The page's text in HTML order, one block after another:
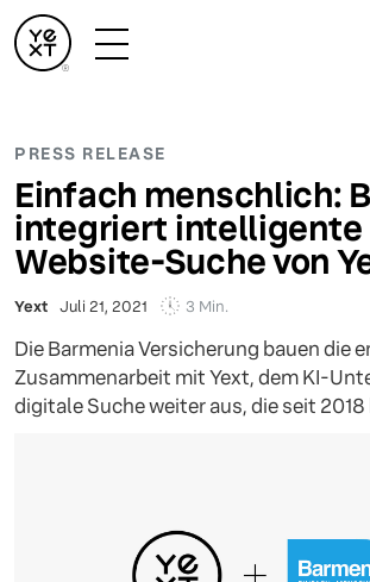
PRESS RELEASE
Einfach menschlich:
integriert intelligente
Website-Suche von
Yext Juli 21, 2021 3 Min.
Die Barmenia Versicherung bauen die
Zusammenarbeit mit Yext, dem KI-
digitale Suche weiter aus, die seit